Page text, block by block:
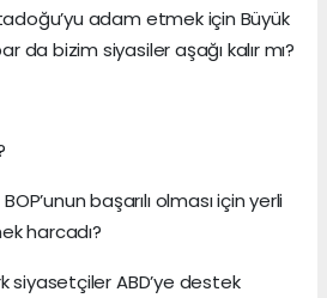
adam etmek için Büyük
da bizim siyasiler aşağı kalır mı?
başarılı olması için yerli
harcadı?
siyasetçiler ABD’ye destek